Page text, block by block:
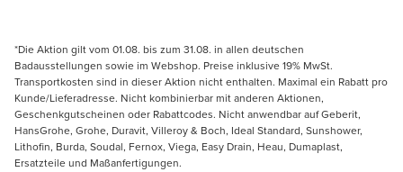
*Die Aktion gilt vom 01.08. bis zum 31.08. in allen deutschen
Badausstellungen sowie im Webshop. Preise inklusive 19% MwSt.
Transportkosten sind in dieser Aktion nicht enthalten. Maximal ein Rabatt pro
Kunde/Lieferadresse. Nicht kombinierbar mit anderen Aktionen,
Geschenkgutscheinen oder Rabattcodes. Nicht anwendbar auf Geberit,
HansGrohe, Grohe, Duravit, Villeroy & Boch, Ideal Standard, Sunshower,
Lithofin, Burda, Soudal, Fernox, Viega, Easy Drain, Heau, Dumaplast,
Ersatzteile und Maßanfertigungen.